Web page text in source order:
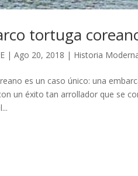
tortuga
|Ago 20, 2018 | Historia
es un caso único: una
un éxito tan arrollador que se